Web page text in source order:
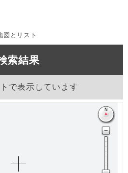
図とリスト
索結果
で表示しています